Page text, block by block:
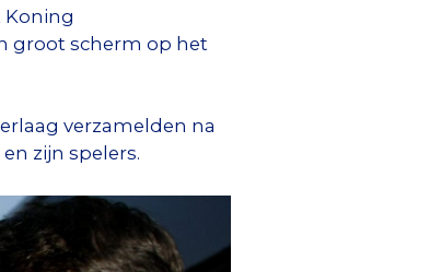
Koning
groot scherm op het
verzamelden na
zijn spelers.